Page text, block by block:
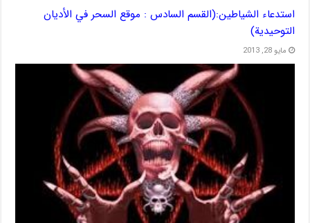
استدعاء الشياطين:(القسم السادس : موقع السحر في الأديان
التوحيدية)
مايو 28, 2013